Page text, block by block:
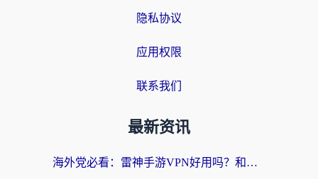
隐私协议
应用权限
联系我们
最新资讯
海外党必看：雷神手游VPN好用吗？和天速回国VPN对比哪个回国效果更好？附实用加速器选择指南